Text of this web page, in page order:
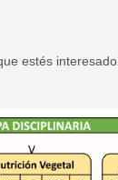
estés interesado.